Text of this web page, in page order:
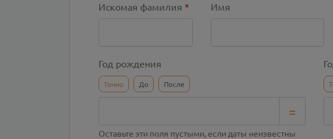
Искомая фамилия * Имя
Год рождения
Точно До После
=
Оставьте эти поля пустыми, если даты неизвестны